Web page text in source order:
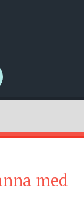
med